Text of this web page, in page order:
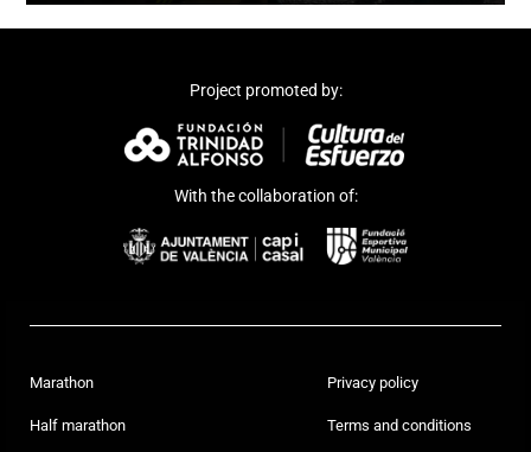
Project promoted by:
With the collaboration of:
Marathon
Half marathon
Privacy policy
Terms and conditions